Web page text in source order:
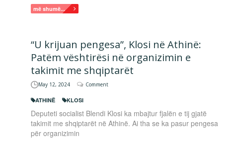
më shumë...
“U krijuan pengesa”, Klosi në Athinë:
Patëm vështirësi në organizimin e
takimit me shqiptarët
May 12, 2024 Comment
ATHINË KLOSI
Deputeti socialist Blendi Klosi ka mbajtur fjalën e tij gjatë
takimit me shqiptarët në Athinë. Ai tha se ka pasur pengesa
për organizimin